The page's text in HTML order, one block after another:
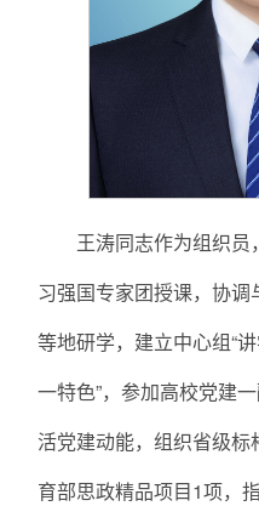
王涛同志作为组织
习强国专家团授课，协
等地研学，建立中心组“
一特色”，参加高校党建
活党建动能，组织省级
育部思政精品项目1项，